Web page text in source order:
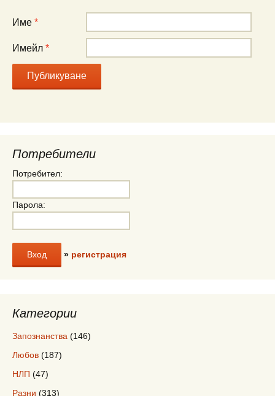
Име *
Имейл *
Потребители
Потребител:
Парола:
» регистрация
Категории
Запознанства (146)
Любов (187)
НЛП (47)
Разни (313)